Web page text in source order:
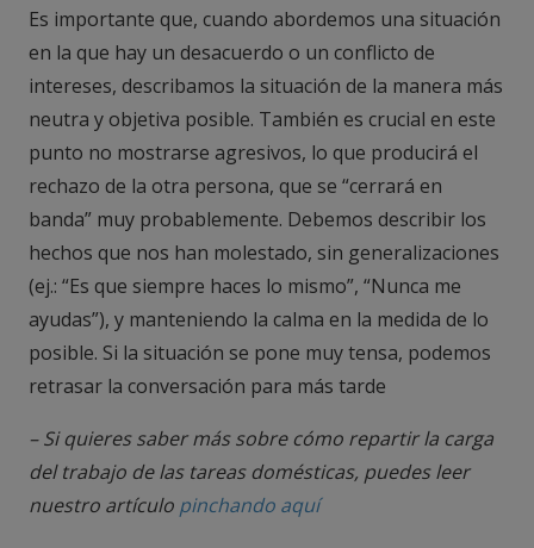
Es importante que, cuando abordemos una situación
en la que hay un desacuerdo o un conflicto de
intereses, describamos la situación de la manera más
neutra y objetiva posible. También es crucial en este
punto no mostrarse agresivos, lo que producirá el
rechazo de la otra persona, que se “cerrará en
banda” muy probablemente. Debemos describir los
hechos que nos han molestado, sin generalizaciones
(ej.: “Es que siempre haces lo mismo”, “Nunca me
ayudas”), y manteniendo la calma en la medida de lo
posible. Si la situación se pone muy tensa, podemos
retrasar la conversación para más tarde
– Si quieres saber más sobre cómo repartir la carga
del trabajo de las tareas domésticas, puedes leer
nuestro artículo pinchando aquí